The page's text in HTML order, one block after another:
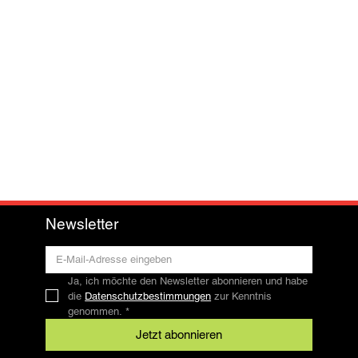
Newsletter
Ja, ich möchte den Newsletter abonnieren und habe
die Datenschutzbestimmungen zur Kenntnis
genommen. *
Jetzt abonnieren